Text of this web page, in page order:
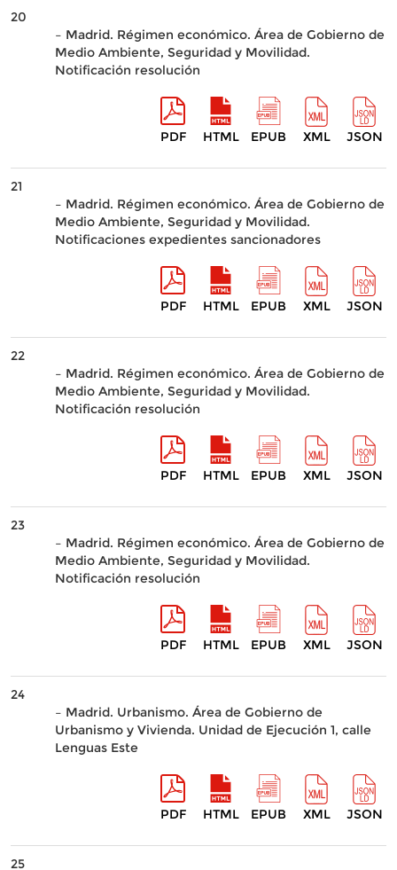
20
– Madrid. Régimen económico. Área de Gobierno de
Medio Ambiente, Seguridad y Movilidad.
Notificación resolución
PDF HTML EPUB XML JSON
21
– Madrid. Régimen económico. Área de Gobierno de
Medio Ambiente, Seguridad y Movilidad.
Notificaciones expedientes sancionadores
PDF HTML EPUB XML JSON
22
– Madrid. Régimen económico. Área de Gobierno de
Medio Ambiente, Seguridad y Movilidad.
Notificación resolución
PDF HTML EPUB XML JSON
23
– Madrid. Régimen económico. Área de Gobierno de
Medio Ambiente, Seguridad y Movilidad.
Notificación resolución
PDF HTML EPUB XML JSON
24
– Madrid. Urbanismo. Área de Gobierno de
Urbanismo y Vivienda. Unidad de Ejecución 1, calle
Lenguas Este
PDF HTML EPUB XML JSON
25